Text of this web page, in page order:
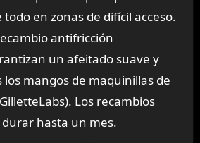
en zonas de difícil acceso.
antifricción
un afeitado suave y
los mangos de maquinillas de
Los recambios
hasta un mes.